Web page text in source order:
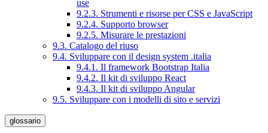
use
9.2.3. Strumenti e risorse per CSS e JavaScript
9.2.4. Supporto browser
9.2.5. Misurare le prestazioni
9.3. Catalogo del riuso
9.4. Sviluppare con il design system .italia
9.4.1. Il framework Bootstrap Italia
9.4.2. Il kit di sviluppo React
9.4.3. Il kit di sviluppo Angular
9.5. Sviluppare con i modelli di sito e servizi
glossario